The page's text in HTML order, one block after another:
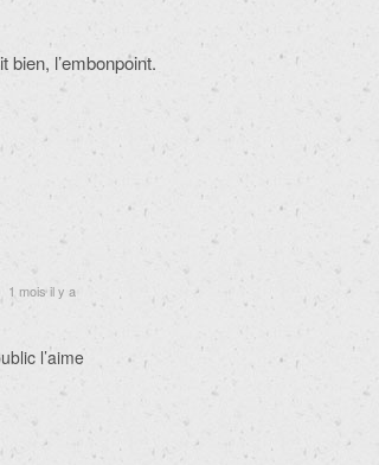
bien, l’embonpoint.
1 mois il y a
l’aime